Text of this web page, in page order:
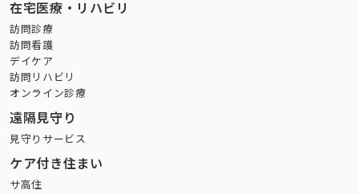
在宅医療・リハビリ
訪問診療
訪問看護
デイケア
訪問リハビリ
オンライン診療
遠隔見守り
見守りサービス
ケア付き住まい
サ高住